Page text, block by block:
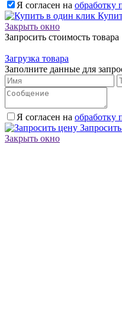
Я согласен на обработку
Закрыть окно
Запросить стоимость товара
Загрузка товара
Заполните данные для
Я согласен на обработку
Закрыть окно